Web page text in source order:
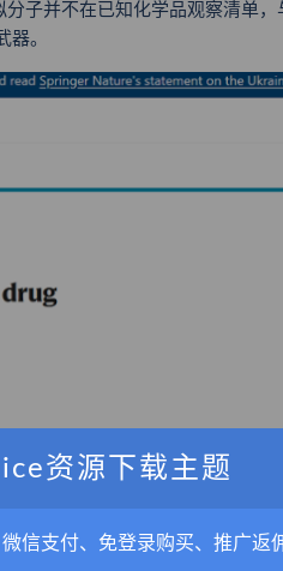
子并不在已知化学品观察清单，
器。
资源下载主题
信支付、免登录购买、推广返